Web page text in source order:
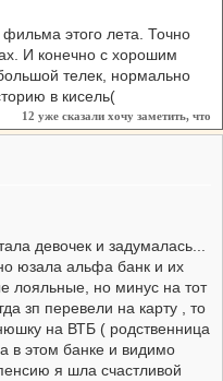
этого лета. Точно
И конечно с хорошим
телек, нормально
в кисель(
12 уже сказали хочу заметить, что
девочек и задумалась...
юзала альфа банк и их
лояльные, но минус на тот
зп перевели на карту , то
на ВТБ ( родственница
в этом банке и видимо
я шла счастливой